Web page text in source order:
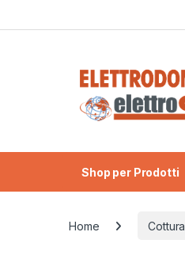
Shop per Prodotti
Home Cottura